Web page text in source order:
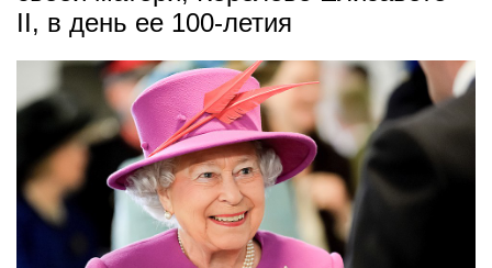
II, в день ее 100-летия